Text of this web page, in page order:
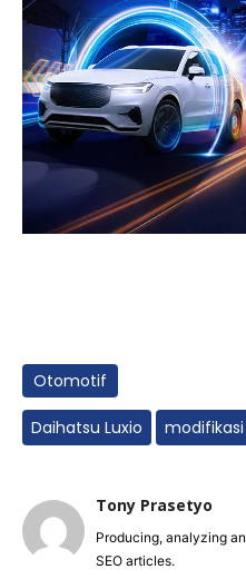
Otomotif
Daihatsu Luxio
Tony Prasetyo
Producing, analyzing
SEO articles.